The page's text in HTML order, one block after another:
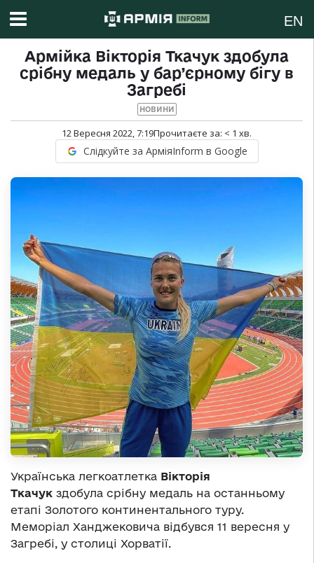
EN
Армійка Вікторія Ткачук здобула
срібну медаль у бар’єрному бігу в
Загребі
НОВИНИ
12 Вересня 2022, 7:19Прочитаєте за: < 1 хв.
Слідкуйте за АрміяInform в Google
Українська легкоатлетка Вікторія
Ткачук здобула срібну медаль на останньому
етапі Золотого континентального туру.
Меморіал Ханджековича відбувся 11 вересня у
Загребі, у столиці Хорватії.